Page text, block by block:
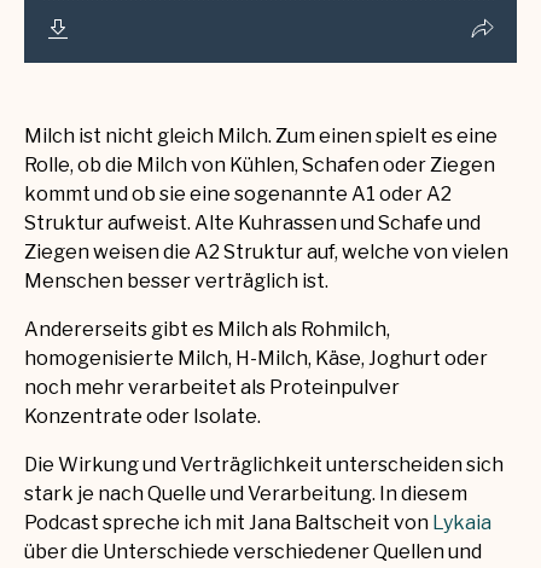
Milch ist nicht gleich Milch. Zum einen spielt es eine
Rolle, ob die Milch von Kühlen, Schafen oder Ziegen
kommt und ob sie eine sogenannte A1 oder A2
Struktur aufweist. Alte Kuhrassen und Schafe und
Ziegen weisen die A2 Struktur auf, welche von vielen
Menschen besser verträglich ist.
Andererseits gibt es Milch als Rohmilch,
homogenisierte Milch, H-Milch, Käse, Joghurt oder
noch mehr verarbeitet als Proteinpulver
Konzentrate oder Isolate.
Die Wirkung und Verträglichkeit unterscheiden sich
stark je nach Quelle und Verarbeitung. In diesem
Podcast spreche ich mit Jana Baltscheit von Lykaia
über die Unterschiede verschiedener Quellen und